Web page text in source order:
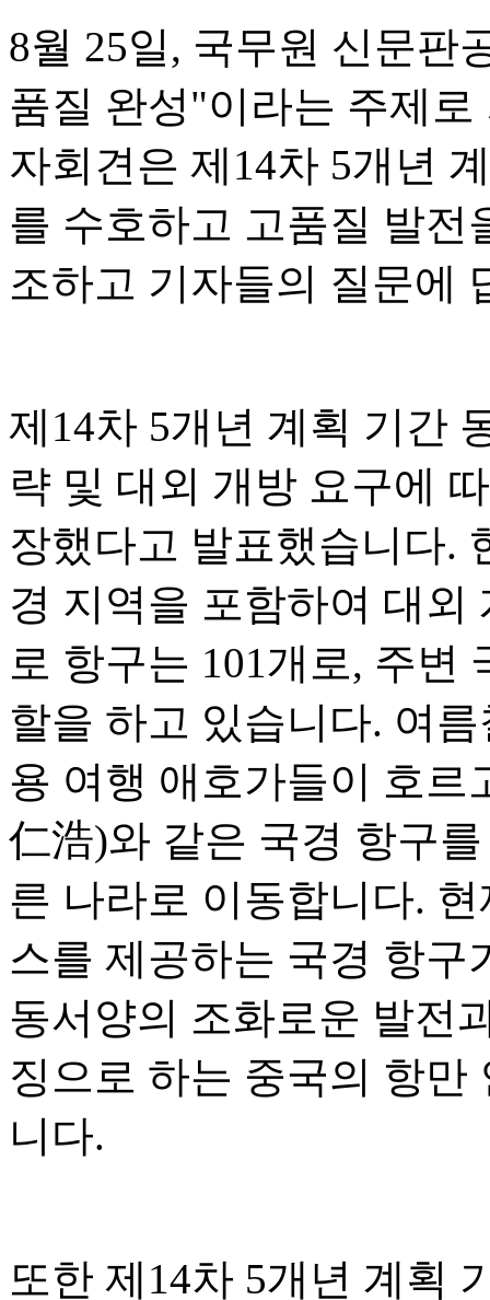
8월 25일, 국무원 신문판
품질 완성"이라는 주제
자회견은 제14차 5개년
를 수호하고 고품질 발전
조하고 기자들의 질문에
제14차 5개년 계획 기간
략 및 대외 개방 요구에
장했다고 발표했습니다.
경 지역을 포함하여 대외
로 항구는 101개로, 주변
할을 하고 있습니다. 여
용 여행 애호가들이 호
仁浩)와 같은 국경 항구
른 나라로 이동합니다.
스를 제공하는 국경 항구
동서양의 조화로운 발전
징으로 하는 중국의 항만
니다.
또한 제14차 5개년 계획